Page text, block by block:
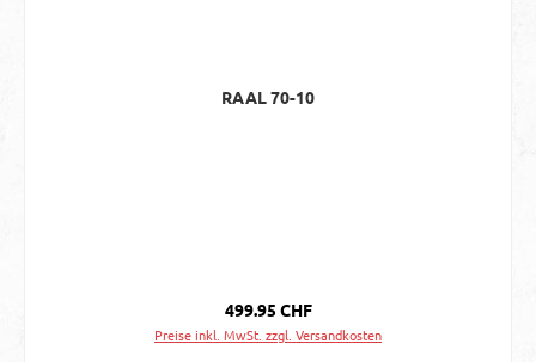
RAAL 70-10
Regulärer Preis:
499.95 CHF
Preise inkl. MwSt. zzgl. Versandkosten